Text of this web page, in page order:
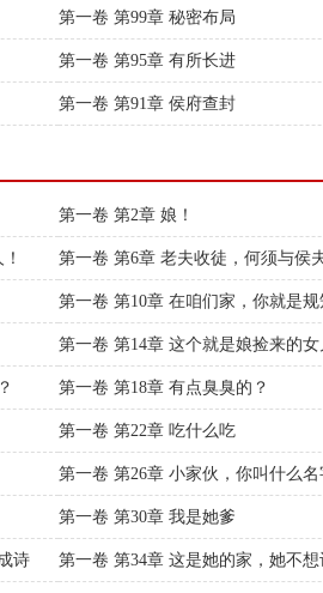
第一卷 第99章 秘密布局
第一卷 第95章 有所长进
第一卷 第91章 侯府查封
第一卷 第2章 娘！
第一卷 第6章 老夫收徒，何须与侯
量？
第一卷 第10章 在咱们家，你就是规
第一卷 第14章 这个就是娘捡来的女
第一卷 第18章 有点臭臭的？
第一卷 第22章 吃什么吃
第一卷 第26章 小家伙，你叫什么名
第一卷 第30章 我是她爹
诗 第一卷 第34章 这是她的家，她不想